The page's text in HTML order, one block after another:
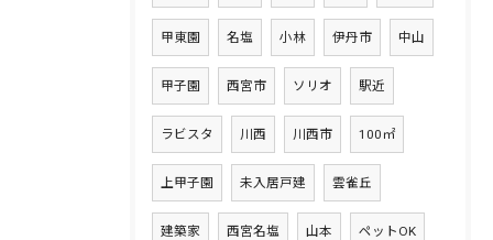
甲東園 名塩 小林 伊丹市 中山
甲子園 西宮市 ソリオ 駅近
ラビスタ 川西 川西市 100㎡
上甲子園 未入居戸建 雲雀丘
建築家 西宮名塩 山本 ペットOK